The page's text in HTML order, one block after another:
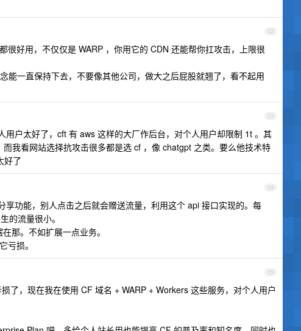
12
很好用，不仅仅是 WARP ，你用它的 CDN 还能帮你扛攻击，上限很
能一直保持下去，不要像其他公司，做大之后屁股就翘了，看不起用
13
用户太好了，cft 有 aws 这样的大厂作后台，对个人用户却限制 1t 。其
我看网站选择抗攻击很多都是选 cf ，像 chatgpt 之类。要么他技术特
好了
14
享功能，别人点击之后就会赠送流量，利用这个 api 接口实现的。每
的流量很小。
那。不如扩展一点业务。
亏损。
15
了，现在我在使用 CF 域名 + WARP + Workers 这些服务，对个人用户